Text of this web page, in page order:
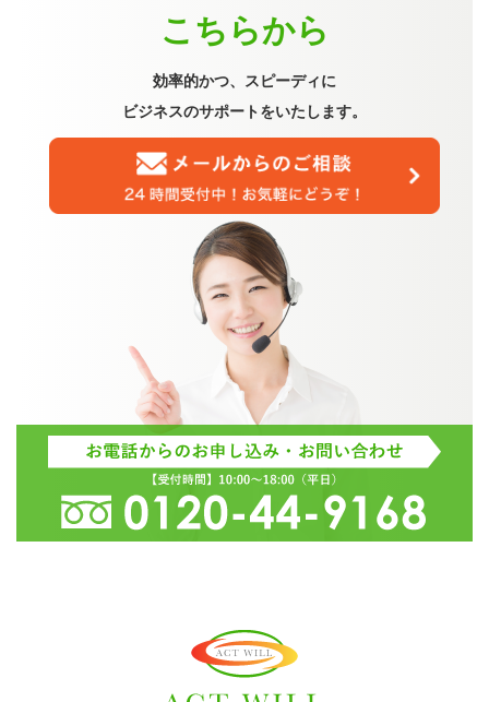
こちらから
効率的かつ、スピーディに
ビジネスのサポートをいたします。